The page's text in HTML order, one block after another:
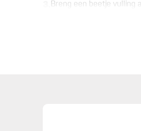
Breng een beetje vulling
deeg stevig tegen de
deeg weg aan de hand